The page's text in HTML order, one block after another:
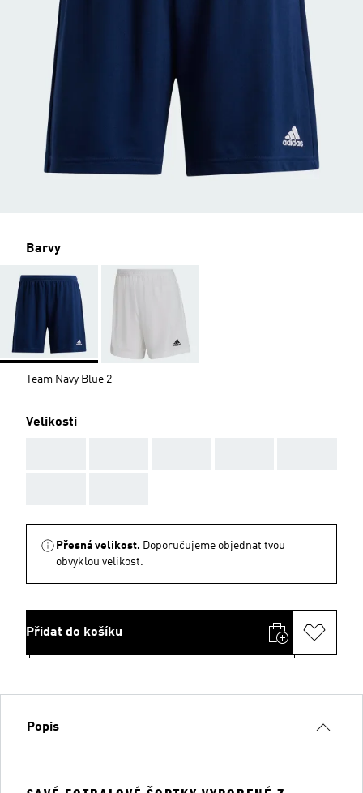
Barvy
Team Navy Blue 2
Velikosti
Přesná velikost. Doporučujeme objednat tvou
obvyklou velikost.
Přidat do košíku
Popis